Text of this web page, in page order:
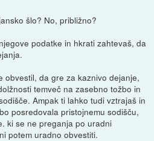
šlo? No, približno?
podatke in hkrati zahtevaš, da
obvestil, da gre za kaznivo dejanje,
temveč na zasebno tožbo in
Ampak ti lahko tudi vztrajaš in
posredovala pristojnemu sodišču,
ki se ne preganja po uradni
potem uradno obvestiti.